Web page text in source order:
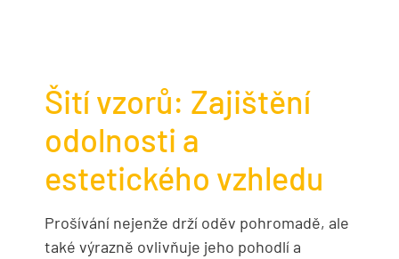
Šití vzorů: Zajištění
odolnosti a
estetického vzhledu
Prošívání nejenže drží oděv pohromadě, ale
také výrazně ovlivňuje jeho pohodlí a